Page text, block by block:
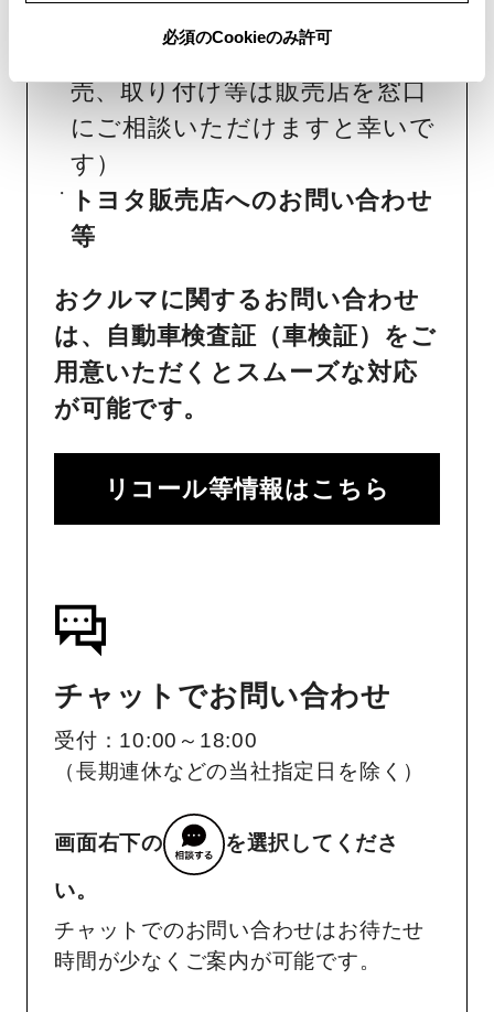
必須のCookieのみ許可
け工賃等の詳細情報（部品の販
売、取り付け等は販売店を窓口
にご相談いただけますと幸いで
す）
トヨタ販売店へのお問い合わせ
等
おクルマに関するお問い合わせ
は、自動車検査証（車検証）をご
用意いただくとスムーズな対応
が可能です。
リコール等情報はこちら
チャットでお問い合わせ
受付：10:00～18:00
（長期連休などの当社指定日を除く）
画面右下の を選択してくださ
い。
チャットでのお問い合わせはお待たせ
時間が少なくご案内が可能です。